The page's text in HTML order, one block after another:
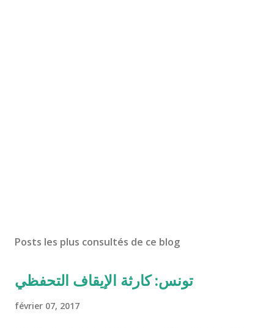
Posts les plus consultés de ce blog
تونس: كارثة الإيقاف التحفظي
février 07, 2017